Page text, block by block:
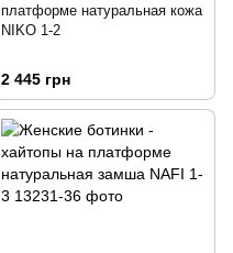
платформе натуральная кожа
NIKO 1-2
2 445 грн